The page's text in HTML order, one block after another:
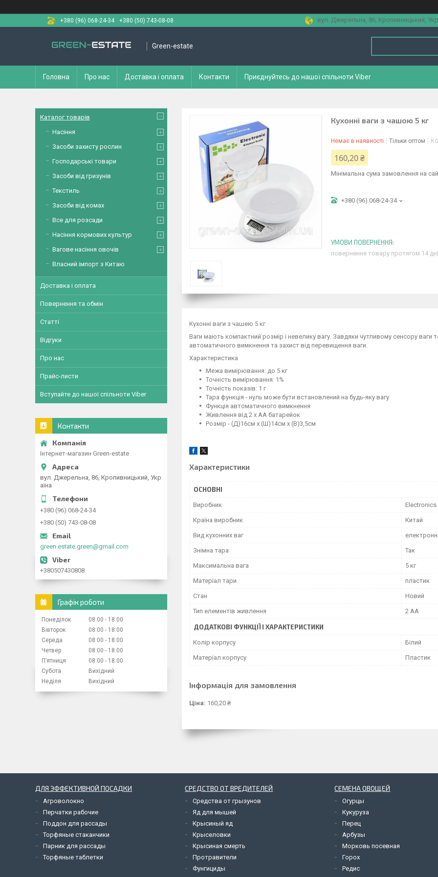
+380 (96) 068-24-34 +380 (50) 743-08-08 вул. Джерельна, 86, Кропивницький,
Green-estate
Головна Про нас Доставка і оплата Контакти Приєднуйтесь до нашої спільноти Viber
Кухонні ваги з чашою 5 кг
Немає в наявності Тільки оптом
160,20 ₴
Мінімальна сума замовлення на
+380 (96) 068-24-34
повернення товару протягом 14
Кухонні ваги з чашею 5 кг
Ваги мають компактний розмір і невелику вагу. Завдяки чутливому сенсору ваги
автоматичного вимкнення та захист від перевищення ваги.
Характеристика
Межа вимірювання: до 5 кг
Точність вимірювання: 1%
Точність показів: 1 г
Тара функція - нуль може бути встановлений на будь-яку вагу
Функція автоматичного вимкнення
Живлення від 2 х AA батарейок
Розмір - (Д)16см х (Ш)14см х (В)3,5см
Характеристики
ОСНОВНІ
Виробник Electronics
Країна виробник Китай
Вид кухонних ваг
Знімна тара Так
Максимальна вага 5 кг
Матеріал тари пластик
Стан Новий
Тип елементів живлення 2 AA
ДОДАТКОВІ ФУНКЦІЇ І ХАРАКТЕРИСТИКИ
Колір корпусу Білий
Матеріал корпусу Пластик
Інформація для замовлення
Ціна: 160,20 ₴
Каталог товарів
Насіння
Засоби захисту рослин
Господарські товари
Засоби від гризунів
Текстиль
Засоби від комах
Все для розсади
Насіння кормових культур
Вагове насіння овочів
Власний імпорт з Китаю
Доставка і оплата
Повернення та обмін
Статті
Відгуки
Про нас
Прайс-листи
Вступайте до нашої спільноти Viber
Контакти
Інтернет-магазин Green-estate
вул. Джерельна, 86, Кропивницький, Укр
аїна
+380 (96) 068-24-34
+380 (50) 743-08-08
green.estate.green@gmail.com
+380507430808
Графік роботи
Понеділок 08:00
18:00
Вівторок
08:00
18:00
Середа
08:00
18:00
Четвер
08:00
18:00
Пʼятниця
08:00
18:00
Субота
Вихідний
Неділя
Вихідний
ДЛЯ ЭФФЕКТИВНОЙ ПОСАДКИ
Агроволокно
Перчатки рабочие
Поддон для рассады
Торфяные стаканчики
Парник для рассады
Торфяные таблетки
СРЕДСТВО ОТ ВРЕДИТЕЛЕЙ
Средства от грызунов
Яд для мышей
Крысиный яд
Крыселовки
Крысиная смерть
Протравители
Фунгициды
СЕМЕНА ОВОЩЕЙ
Огурцы
Кукуруза
Перец
Арбузы
Морковь посевная
Горох
Редис